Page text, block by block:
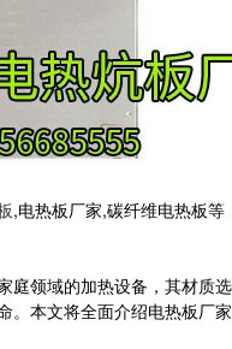
,电热板厂家,碳纤维电热板等
庭领域的加热设备，其材质选
。本文将全面介绍电热板厂家